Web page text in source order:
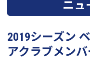
ニュ
2019シーズン
アクラブメン